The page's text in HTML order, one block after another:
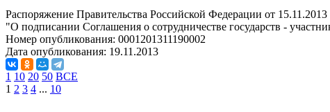
Распоряжение Правительства Российской Федерации от
"О подписании Соглашения о сотрудничестве государств -
Номер опубликования: 0001201311190002
Дата опубликования: 19.11.2013
1 10 20 50 ВСЕ
1 2 3 4 ... 10